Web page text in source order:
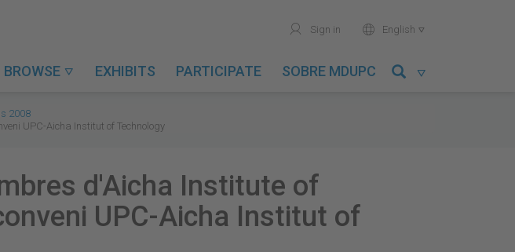
user Sign in world English 
BROWSE  EXHIBITS PARTICIPATE SOBRE MDUPC 
2008
UPC-Aicha Institut of Technology
d'Aicha Institute of
UPC-Aicha Institut of